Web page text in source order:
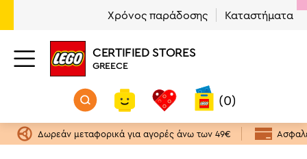
Χρόνος παράδοσης Καταστήματα
CERTIFIED STORES
GREECE
(0)
Δωρεάν μεταφορικά για αγορές άνω των 49€